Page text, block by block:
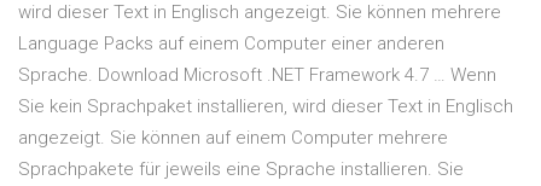
wird dieser Text in Englisch angezeigt. Sie können mehrere
Language Packs auf einem Computer einer anderen
Sprache. Download Microsoft .NET Framework 4.7 … Wenn
Sie kein Sprachpaket installieren, wird dieser Text in Englisch
angezeigt. Sie können auf einem Computer mehrere
Sprachpakete für jeweils eine Sprache installieren. Sie